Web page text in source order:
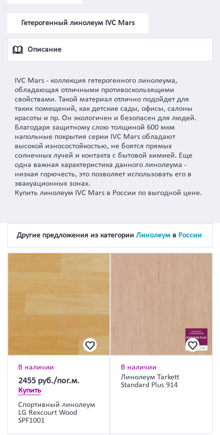
Гетерогенный линолеум IVC Mars
Описание
IVC Mars - коллекция гетерогенного линолеума,
обладающая отличными противоскользящими
свойствами. Такой материал отлично подойдет для
таких помещений, как детские сады, офисы, салоны
красоты и пр. Он экологичен и безопасен для людей.
Благодаря защитному слою толщиной 600 мкм
напольные покрытия серии IVC Mars обладают
высокой износостойкостью, не боятся прямых
солнечных лучей и контакта с бытовой химией. Еще
одна важная характеристика данного линолеума -
низкая горючесть, это позволяет использовать его в
эвакуационных зонах.
Купить линолеум IVC Mars в России по выгодной цене.
Другие предложения из категории Линолеум в России
В наличии
2455 руб./пог.м.
Купить
Спортивный линолеум
LG Rexcourt Wood
SPF1001
В наличии
Линолеум Tarkett
Standard Plus 914